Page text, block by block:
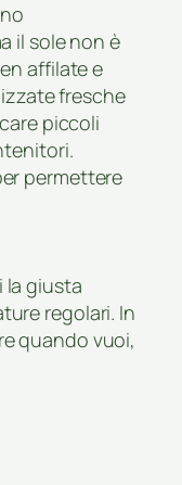
il sole non è
affilate e
fresche
piccoli
permettere
la giusta
regolari. In
quando vuoi,